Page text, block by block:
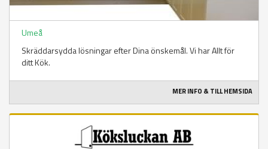
Umeå
Skräddarsydda lösningar efter Dina önskemål. Vi har Allt för
ditt Kök.
MER INFO & TILL HEMSIDA